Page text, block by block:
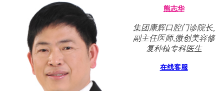
熊志华
集团康辉口腔门诊院长,
副主任医师,微创美容修
复种植专科医生
在线客服